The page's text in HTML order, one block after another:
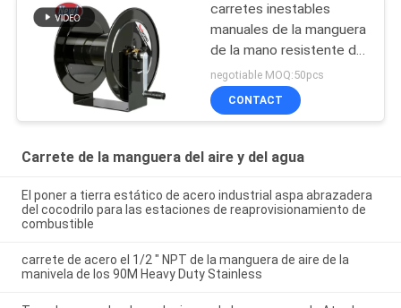
carretes inestables
manuales de la manguera
de la mano resistente de
la presión de
funcionamiento 4000psi
negotiable MOQ:50pcs
CONTACT
Carrete de la manguera del aire y del agua
El poner a tierra estático de acero industrial aspa abrazadera
del cocodrilo para las estaciones de reaprovisionamiento de
combustible
carrete de acero el 1/2 " NPT de la manguera de aire de la
manivela de los 90M Heavy Duty Stainless